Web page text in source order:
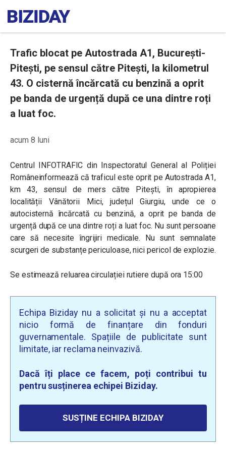
Trafic blocat pe Autostrada A1, București-
Pitești, pe sensul către Pitești, la kilometrul
43. O cisternă încărcată cu benzină a oprit
pe banda de urgență după ce una dintre roți
a luat foc.
acum 8 luni
Centrul INFOTRAFIC din Inspectoratul General al Poliției
Româneinformează că traficul este oprit pe Autostrada A1,
km 43, sensul de mers către Pitești, în apropierea
localității Vânătorii Mici, județul Giurgiu, unde ce o
autocisternă încărcată cu benzină, a oprit pe banda de
urgență după ce una dintre roți a luat foc. Nu sunt persoane
care să necesite îngrijiri medicale. Nu sunt semnalate
scurgeri de substanțe periculoase, nici pericol de explozie.
Se estimează reluarea circulației rutiere după ora 15:00
Echipa Biziday nu a solicitat și nu a acceptat
nicio formă de finanțare din fonduri
guvernamentale. Spațiile de publicitate sunt
limitate, iar reclama neinvazivă.
Dacă îți place ce facem, poți contribui tu
pentru susținerea echipei Biziday.
SUSȚINE ECHIPA BIZIDAY